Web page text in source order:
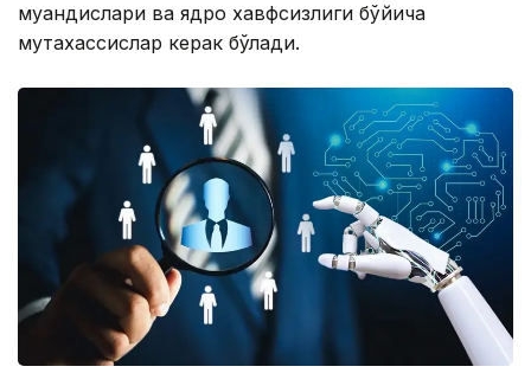
муҳандислари ва ядро хавфсизлиги бўйича
мутахассислар керак бўлади.